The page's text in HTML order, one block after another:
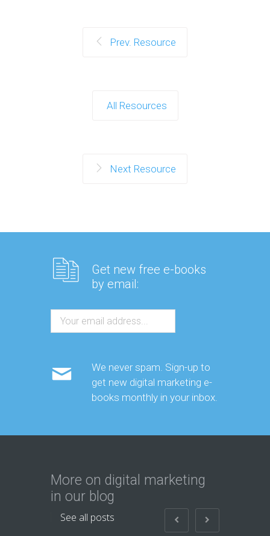
Prev. Resource
All Resources
Next Resource
Get new free e-books
by email:
We never spam. Sign-up to
get new digital marketing e-
books monthly in your inbox.
More on digital marketing
in our blog
See all posts